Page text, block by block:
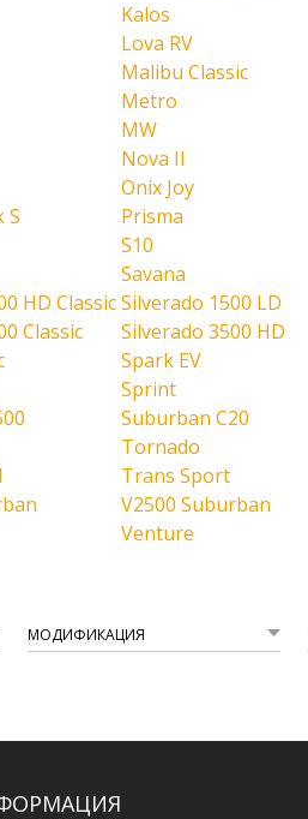
Kalos
Lova RV
Malibu Classic
Metro
MW
Nova II
Onix Joy
S Prisma
S10
Savana
HD ClassicSilverado 1500 LD
Classic Silverado 3500 HD
Spark EV
Sprint
Suburban C20
Tornado
Trans Sport
V2500 Suburban
Venture
МОДИФИКАЦИЯ